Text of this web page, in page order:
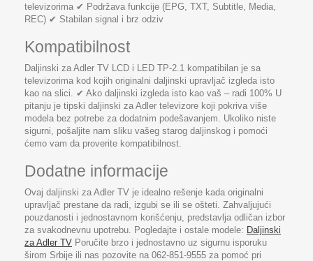
televizorima ✔ Podržava funkcije (EPG, TXT, Subtitle, Media,
REC) ✔ Stabilan signal i brz odziv
Kompatibilnost
Daljinski za Adler TV LCD i LED TP-2.1 kompatibilan je sa
televizorima kod kojih originalni daljinski upravljač izgleda isto
kao na slici. ✔ Ako daljinski izgleda isto kao vaš – radi 100% U
pitanju je tipski daljinski za Adler televizore koji pokriva više
modela bez potrebe za dodatnim podešavanjem. Ukoliko niste
sigurni, pošaljite nam sliku vašeg starog daljinskog i pomoći
ćemo vam da proverite kompatibilnost.
Dodatne informacije
Ovaj daljinski za Adler TV je idealno rešenje kada originalni
upravljač prestane da radi, izgubi se ili se ošteti. Zahvaljujući
pouzdanosti i jednostavnom korišćenju, predstavlja odličan izbor
za svakodnevnu upotrebu. Pogledajte i ostale modele: Daljinski
za Adler TV Poručite brzo i jednostavno uz sigurnu isporuku
širom Srbije ili nas pozovite na 062-851-9555 za pomoć pri